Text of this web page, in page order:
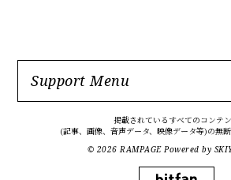
Support Menu
掲載されているすべてのコンテ
(記事、画像、音声データ、映像データ等)の無断
© 2026 RAMPAGE Powered by